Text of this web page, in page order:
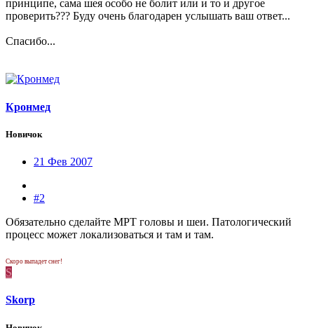
принципе, сама шея особо не болит или и то и другое
проверить??? Буду очень благодарен услышать ваш ответ...
Спасибо...
Кронмед
Новичок
21 Фев 2007
#2
Обязательно сделайте МРТ головы и шеи. Патологический
процесс может локализоваться и там и там.
Скоро выпадет снег!
S
Skorp